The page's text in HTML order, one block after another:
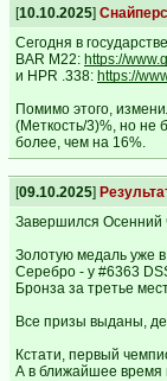
[10.10.2025]
Сегодня в
BAR M22: https://
и HPR .338: https://
Помимо этого,
(Меткость/3)%, но не
более, чем на 16%.
[09.10.2025]
Завершился Осенний
Золотую медаль уже
Серебро - у #6363
Бронза за третье
Все призы выданы,
Кстати, первый
А в ближайшее время